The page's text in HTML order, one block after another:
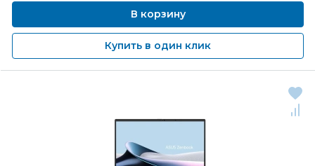
В корзину
Купить в один клик